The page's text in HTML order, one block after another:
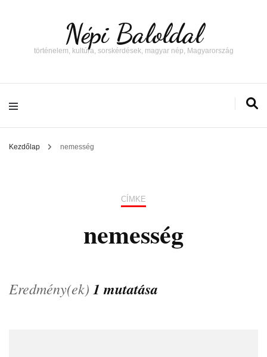
Népi Baloldal
történelem, kultúra, sorskérdések, magyar nép, Magyarország
Kezdőlap nemesség
CÍMKE
nemesség
Eredmény(ek) 1 mutatása